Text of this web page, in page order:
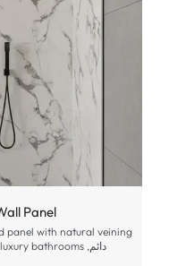
Panel
panel with natural veining
دائم, bathrooms